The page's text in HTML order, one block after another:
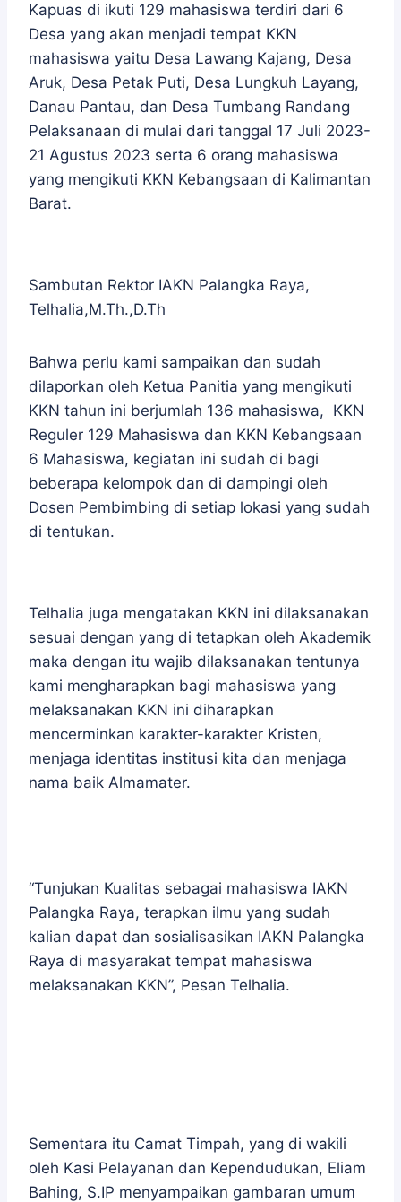
Kapuas di ikuti 129 mahasiswa terdiri dari 6
Desa yang akan menjadi tempat KKN
mahasiswa yaitu Desa Lawang Kajang, Desa
Aruk, Desa Petak Puti, Desa Lungkuh Layang,
Danau Pantau, dan Desa Tumbang Randang
Pelaksanaan di mulai dari tanggal 17 Juli 2023-
21 Agustus 2023 serta 6 orang mahasiswa
yang mengikuti KKN Kebangsaan di Kalimantan
Barat.
Sambutan Rektor IAKN Palangka Raya,
Telhalia,M.Th.,D.Th
Bahwa perlu kami sampaikan dan sudah
dilaporkan oleh Ketua Panitia yang mengikuti
KKN tahun ini berjumlah 136 mahasiswa, KKN
Reguler 129 Mahasiswa dan KKN Kebangsaan
6 Mahasiswa, kegiatan ini sudah di bagi
beberapa kelompok dan di dampingi oleh
Dosen Pembimbing di setiap lokasi yang sudah
di tentukan.
Telhalia juga mengatakan KKN ini dilaksanakan
sesuai dengan yang di tetapkan oleh Akademik
maka dengan itu wajib dilaksanakan tentunya
kami mengharapkan bagi mahasiswa yang
melaksanakan KKN ini diharapkan
mencerminkan karakter-karakter Kristen,
menjaga identitas institusi kita dan menjaga
nama baik Almamater.
“Tunjukan Kualitas sebagai mahasiswa IAKN
Palangka Raya, terapkan ilmu yang sudah
kalian dapat dan sosialisasikan IAKN Palangka
Raya di masyarakat tempat mahasiswa
melaksanakan KKN”, Pesan Telhalia.
Sementara itu Camat Timpah, yang di wakili
oleh Kasi Pelayanan dan Kependudukan, Eliam
Bahing, S.IP menyampaikan gambaran umum